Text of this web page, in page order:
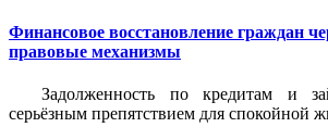
Финансовое восстановление граждан
правовые механизмы
Задолженность по кредитам и
серьёзным препятствием для спокойной